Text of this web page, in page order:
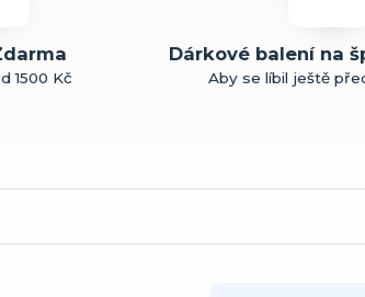
1500 Kč
Dárkové balení na
Aby se líbil ještě